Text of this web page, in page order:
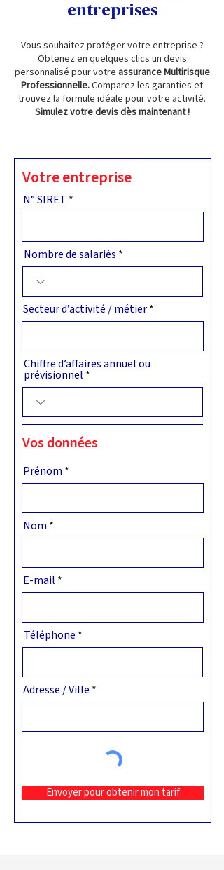
entreprises
Vous souhaitez protéger votre entreprise ?
Obtenez en quelques clics un devis
personnalisé pour votre assurance Multirisque
Professionnelle.Comparez les garanties et
trouvez la formule idéale pour votre activité.
Simulez votre devis dès maintenant !
Votre entreprise
N° SIRET
Nombre de salariés
Secteur d’activité / métier
Chiffre d’affaires annuel ou
prévisionnel
Vos données
Prénom
Nom
E-mail
Téléphone
Adresse / Ville
Envoyer pour obtenir mon tarif